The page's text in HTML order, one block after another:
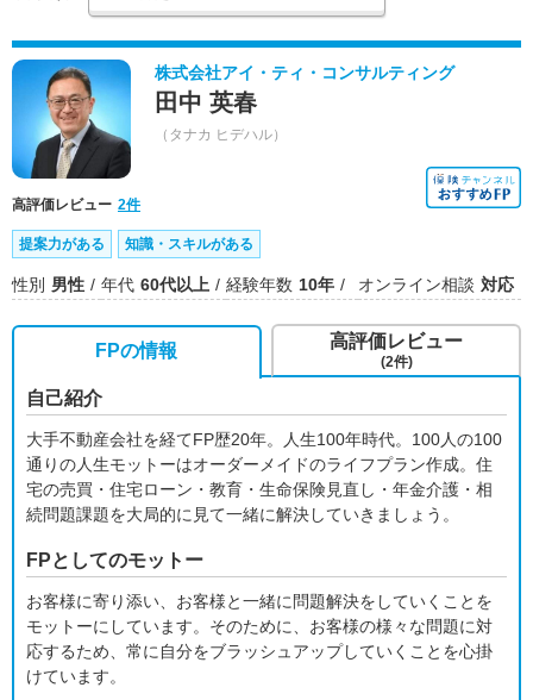
株式会社アイ・ティ・コンサルティング
田中 英春
（タナカ ヒデハル）
高評価レビュー 2件
提案力がある 知識・スキルがある
性別 男性 年代 60代以上 経験年数 10年 オンライン相談 対応
FPの情報
自己紹介
大手不動産会社を経てFP歴20年。人生100年時代。100人の100
通りの人生モットーはオーダーメイドのライフプラン作成。住
宅の売買・住宅ローン・教育・生命保険見直し・年金介護・相
続問題課題を大局的に見て一緒に解決していきましょう。
FPとしてのモットー
お客様に寄り添い、お客様と一緒に問題解決をしていくことを
モットーにしています。そのために、お客様の様々な問題に対
応するため、常に自分をブラッシュアップしていくことを心掛
けています。
高評価レビュー
(2件)